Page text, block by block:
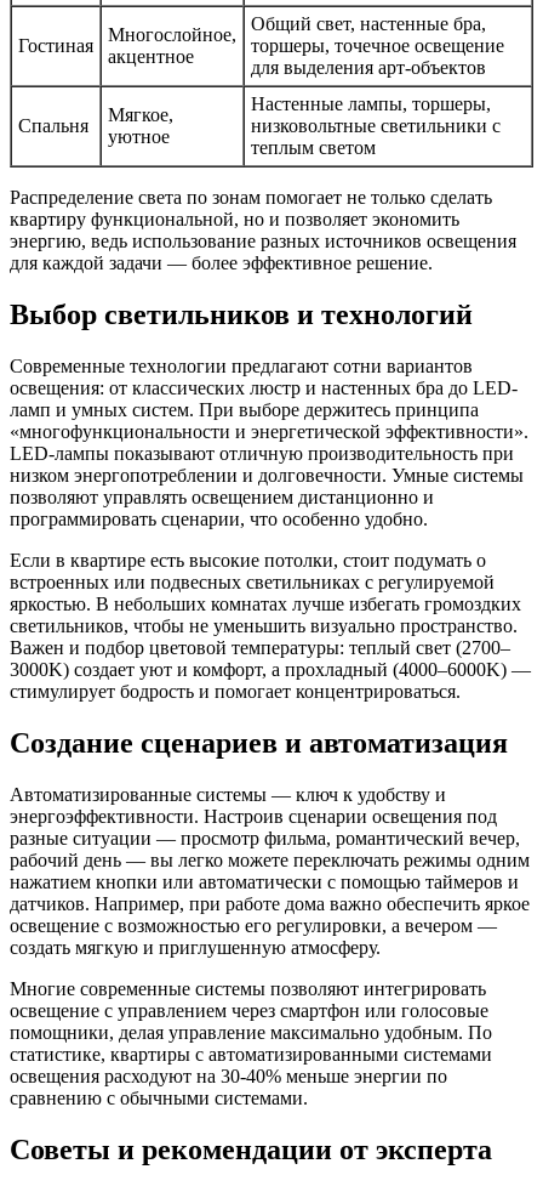
Гостиная
Многослойное,
акцентное
Общий свет, настенные бра,
торшеры, точечное освещение
для выделения арт-объектов
Спальня
Мягкое,
уютное
Настенные лампы, торшеры,
низковольтные светильники с
теплым светом
Распределение света по зонам помогает не только сделать
квартиру функциональной, но и позволяет экономить
энергию, ведь использование разных источников освещения
для каждой задачи — более эффективное решение.
Выбор светильников и технологий
Современные технологии предлагают сотни вариантов
освещения: от классических люстр и настенных бра до LED-
ламп и умных систем. При выборе держитесь принципа
«многофункциональности и энергетической эффективности».
LED-лампы показывают отличную производительность при
низком энергопотреблении и долговечности. Умные системы
позволяют управлять освещением дистанционно и
программировать сценарии, что особенно удобно.
Если в квартире есть высокие потолки, стоит подумать о
встроенных или подвесных светильниках с регулируемой
яркостью. В небольших комнатах лучше избегать громоздких
светильников, чтобы не уменьшить визуально пространство.
Важен и подбор цветовой температуры: теплый свет (2700–
3000K) создает уют и комфорт, а прохладный (4000–6000K) —
стимулирует бодрость и помогает концентрироваться.
Создание сценариев и автоматизация
Автоматизированные системы — ключ к удобству и
энергоэффективности. Настроив сценарии освещения под
разные ситуации — просмотр фильма, романтический вечер,
рабочий день — вы легко можете переключать режимы одним
нажатием кнопки или автоматически с помощью таймеров и
датчиков. Например, при работе дома важно обеспечить яркое
освещение с возможностью его регулировки, а вечером —
создать мягкую и приглушенную атмосферу.
Многие современные системы позволяют интегрировать
освещение с управлением через смартфон или голосовые
помощники, делая управление максимально удобным. По
статистике, квартиры с автоматизированными системами
освещения расходуют на 30-40% меньше энергии по
сравнению с обычными системами.
Советы и рекомендации от эксперта